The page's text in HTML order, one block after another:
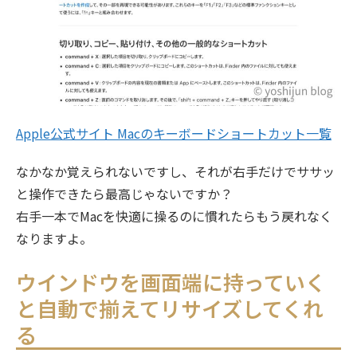
Apple公式サイト Macのキーボードショートカット一覧
なかなか覚えられないですし、それが右手だけでササッ
と操作できたら最高じゃないですか？
右手一本でMacを快適に操るのに慣れたらもう戻れなく
なりますよ。
ウインドウを画面端に持っていく
と自動で揃えてリサイズしてくれ
る